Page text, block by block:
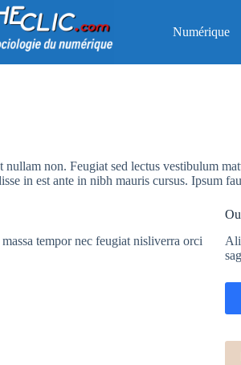
Numérique
non. Feugiat sed lectus vestibulum
in est ante in nibh mauris cursus. Ipsum
tempor nec feugiat nisliverra orci